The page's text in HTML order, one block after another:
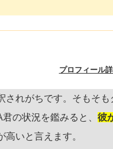
プロフィール
れがちです。そもそも
の状況を鑑みると、 彼
高いと言えます。